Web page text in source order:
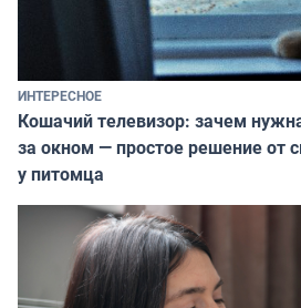
ИНТЕРЕСНОЕ
Кошачий телевизор: зачем
за окном — простое решение от
у питомца